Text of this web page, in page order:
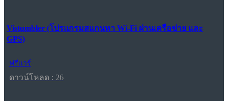
Vistumbler (โปรแกรมสแกนหา Wi-Fi ผ่านเครือข่าย และ
GPS)
ฟรีแวร์
ดาวน์โหลด : 26